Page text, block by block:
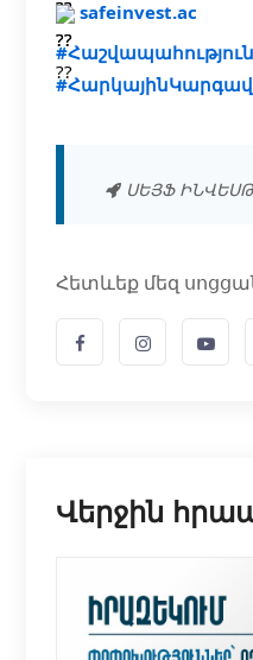
safeinvest.ac
#Հաշվապահություն
ՍԵՅՖ
Հետևեք մեզ
Վերջին